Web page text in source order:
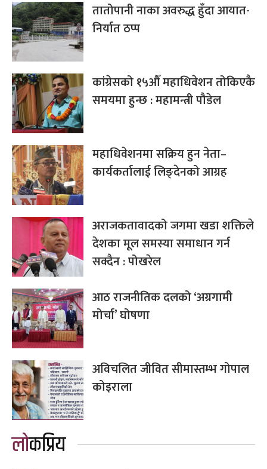
तातोपानी नाका अवरुद्ध हुँदा आयात-
निर्यात ठप्प
कांग्रेसको १५औँ महाधिवेशन तोकिएकै
समयमा हुन्छ : महामन्त्री पौडेल
महाधिवेशनमा सक्रिय हुन नेता–
कार्यकर्तालाई लिङ्देनको आग्रह
अराजकतावादको जगमा खडा शक्तिले
देशका मूल समस्या समाधान गर्न
सक्दैन : पोखरेल
आठ राजनीतिक दलको ‘अग्रगामी
मोर्चा’ घोषणा
अविचलित जीवित सीमास्तम्भ गोपाल
कोइराला
लोकप्रिय